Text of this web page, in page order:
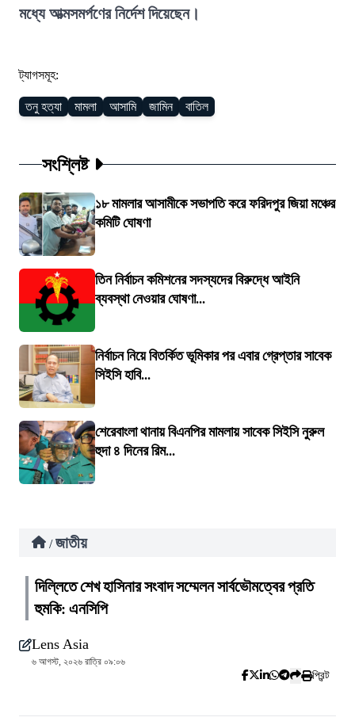
মধ্যে আত্মসমর্পণের নির্দেশ দিয়েছেন।
ট্যাগসমূহ:
তনু হত্যা মামলা আসামি জামিন বাতিল
সংশ্লিষ্ট
১৮ মামলার আসামীকে সভাপতি করে ফরিদপুর জিয়া মঞ্চের
কমিটি ঘোষণা
তিন নির্বাচন কমিশনের সদস্যদের বিরুদ্ধে আইনি
ব্যবস্থা নেওয়ার ঘোষণা...
নির্বাচন নিয়ে বিতর্কিত ভূমিকার পর এবার গ্রেপ্তার সাবেক
সিইসি হাবি...
শেরেবাংলা থানায় বিএনপির মামলায় সাবেক সিইসি নুরুল
হুদা ৪ দিনের রিম...
/ জাতীয়
দিল্লিতে শেখ হাসিনার সংবাদ সম্মেলন সার্বভৌমত্বের প্রতি
হুমকি: এনসিপি
Lens Asia
৬ আগস্ট, ২০২৬ রাত্রি ০৯:০৬
প্রিন্ট